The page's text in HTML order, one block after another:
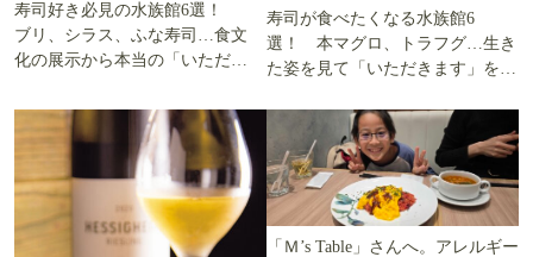
寿司好き必見の水族館6選！
ブリ、シラス、ふな寿司…食文
化の展示から本当の「いただき
寿司が食べたくなる水族館6
選！ 本マグロ、トラフグ…生き
た姿を見て「いただきます」を考
「Ｍ’s Table」さんへ。アレルギー